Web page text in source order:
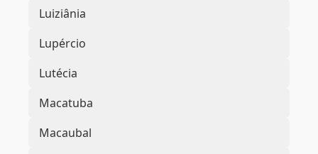
Luiziânia
Lupércio
Lutécia
Macatuba
Macaubal